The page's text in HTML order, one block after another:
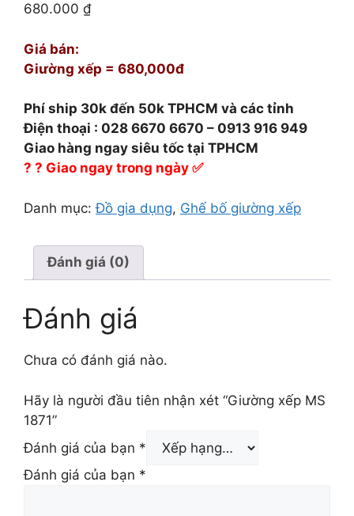
680.000 ₫
Giá bán:
Giường xếp = 680,000đ
Phí ship 30k đến 50k TPHCM và các tỉnh
Điện thoại : 028 6670 6670 – 0913 916 949
Giao hàng ngay siêu tốc tại TPHCM
? ? Giao ngay trong ngày ✅
Danh mục:Đồ gia dụng, Ghế bố giường xếp
Đánh giá (0)
Đánh giá
Chưa có đánh giá nào.
Hãy là người đầu tiên nhận xét “Giường xếp MS
1871”
Đánh giá của bạn *
Đánh giá của bạn *